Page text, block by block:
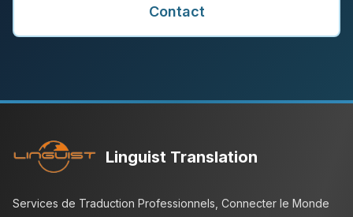
Contact
Linguist Translation
Services de Traduction Professionnels, Connecter le Monde